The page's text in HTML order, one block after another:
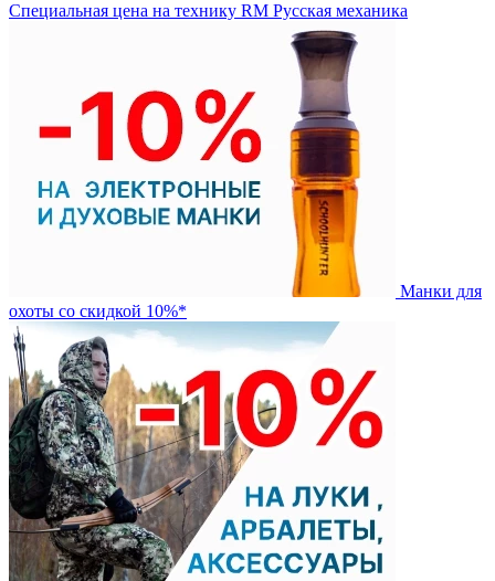
Специальная цена на технику RM Русская механика
Манки для
охоты со скидкой 10%*